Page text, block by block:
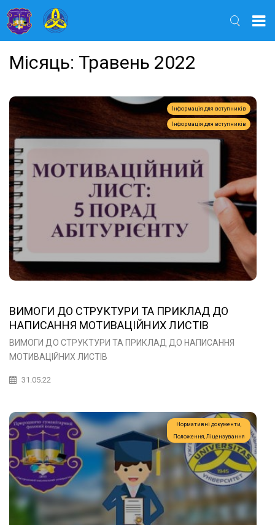
Місяць: Травень 2022
Інформація для вступників
Інформація для вступників
ВИМОГИ ДО СТРУКТУРИ ТА ПРИКЛАД ДО
НАПИСАННЯ МОТИВАЦІЙНИХ ЛИСТІВ
ВИМОГИ ДО СТРУКТУРИ ТА ПРИКЛАД ДО НАПИСАННЯ
МОТИВАЦІЙНИХ ЛИСТІВ
31.05.22
Нормативні документи,
Положення, Ліцензування